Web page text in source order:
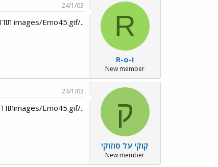
R
R-o-i
New member
24/1/03
../images/Emo45.gif תודה בועז
ק
קוקי על סוזוקי
New member
24/1/03
../images/Emo45.gifתודה רבה!../images/Emo13.gif